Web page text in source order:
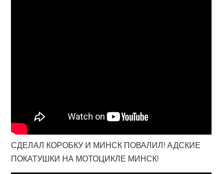
СДЕЛАЛ КОРОБКУ И МИНСК ПОВАЛИЛ! АДСКИЕ
ПОКАТУШКИ НА МОТОЦИКЛЕ МИНСК!